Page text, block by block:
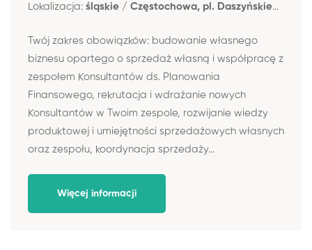
Lokalizacja: śląskie / Częstochowa, pl. Daszyńskiego 4
Twój zakres obowiązków: budowanie własnego
biznesu opartego o sprzedaż własną i współpracę z
zespołem Konsultantów ds. Planowania
Finansowego, rekrutacja i wdrażanie nowych
Konsultantów w Twoim zespole, rozwijanie wiedzy
produktowej i umiejętności sprzedażowych własnych
oraz zespołu, koordynacja sprzedaży...
Więcej informacji